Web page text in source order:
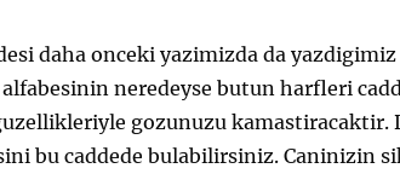
daha onceki yazimizda da
alfabesinin neredeyse butun harfleri
gozunuzu kamastiracaktir.
bu caddede bulabilirsiniz. Caninizin